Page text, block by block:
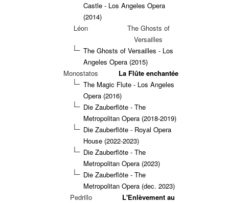
Castle - Los Angeles Opera
(2014)
Léon
The Ghosts of
Versailles
The Ghosts of Versailles - Los
Angeles Opera (2015)
Monostatos
La Flûte enchantée
The Magic Flute - Los Angeles
Opera (2016)
Die Zauberflöte - The
Metropolitan Opera (2018-2019)
Die Zauberflöte - Royal Opera
House (2022-2023)
Die Zauberflöte - The
Metropolitan Opera (2023)
Die Zauberflöte - The
Metropolitan Opera (dec. 2023)
Pedrillo
L'Enlèvement au